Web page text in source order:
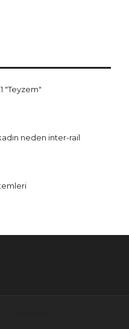
"Teyzem"
neden inter-rail